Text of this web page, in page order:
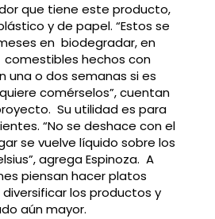
que tiene este producto,
y de papel. “Estos se
en biodegradar, en
hechos con
una o dos semanas si es
comérselos”, cuentan
Su utilidad es para
“No se deshace con el
se vuelve líquido sobre los
agrega Espinoza. A
piensan hacer platos
los productos y
aún mayor.